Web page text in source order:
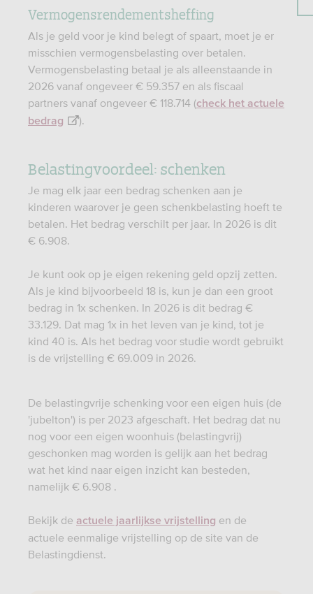
Vermogensrendementsheffing
Als je geld voor je kind belegt of spaart, moet je er
misschien vermogensbelasting over betalen.
Vermogensbelasting betaal je als alleenstaande in
2026 vanaf ongeveer € 59.357 en als fiscaal
partners vanaf ongeveer € 118.714 (check het actuele
bedrag
).
Belastingvoordeel: schenken
Je mag elk jaar een bedrag schenken aan je
kinderen waarover je geen schenkbelasting hoeft te
betalen. Het bedrag verschilt per jaar. In 2026 is dit
€ 6.908.
Je kunt ook op je eigen rekening geld opzij zetten.
Als je kind bijvoorbeeld 18 is, kun je dan een groot
bedrag in 1x schenken. In 2026 is dit bedrag €
33.129. Dat mag 1x in het leven van je kind, tot je
kind 40 is. Als het bedrag voor studie wordt gebruikt
is de vrijstelling € 69.009 in 2026.
De belastingvrije schenking voor een eigen huis (de
'jubelton') is per 2023 afgeschaft. Het bedrag dat nu
nog voor een eigen woonhuis (belastingvrij)
geschonken mag worden is gelijk aan het bedrag
wat het kind naar eigen inzicht kan besteden,
namelijk € 6.908 .
Bekijk de actuele jaarlijkse vrijstelling en de
actuele eenmalige vrijstelling op de site van de
Belastingdienst.